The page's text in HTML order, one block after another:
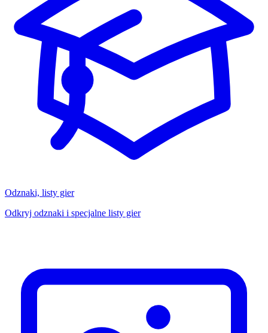
Odznaki, listy gier
Odkryj odznaki i specjalne listy gier